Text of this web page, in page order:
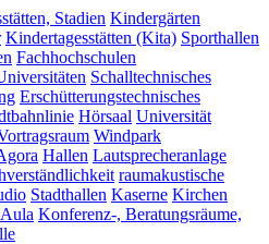
Stadien Kindergärten
Kindertagesstätten (Kita) Sporthallen
Fachhochschulen
Schalltechnisches
Erschütterungstechnisches
Hörsaal Universität
Windpark
Hallen Lautsprecheranlage
raumakustische
Stadthallen Kaserne Kirchen
Aula Konferenz-, Beratungsräume,